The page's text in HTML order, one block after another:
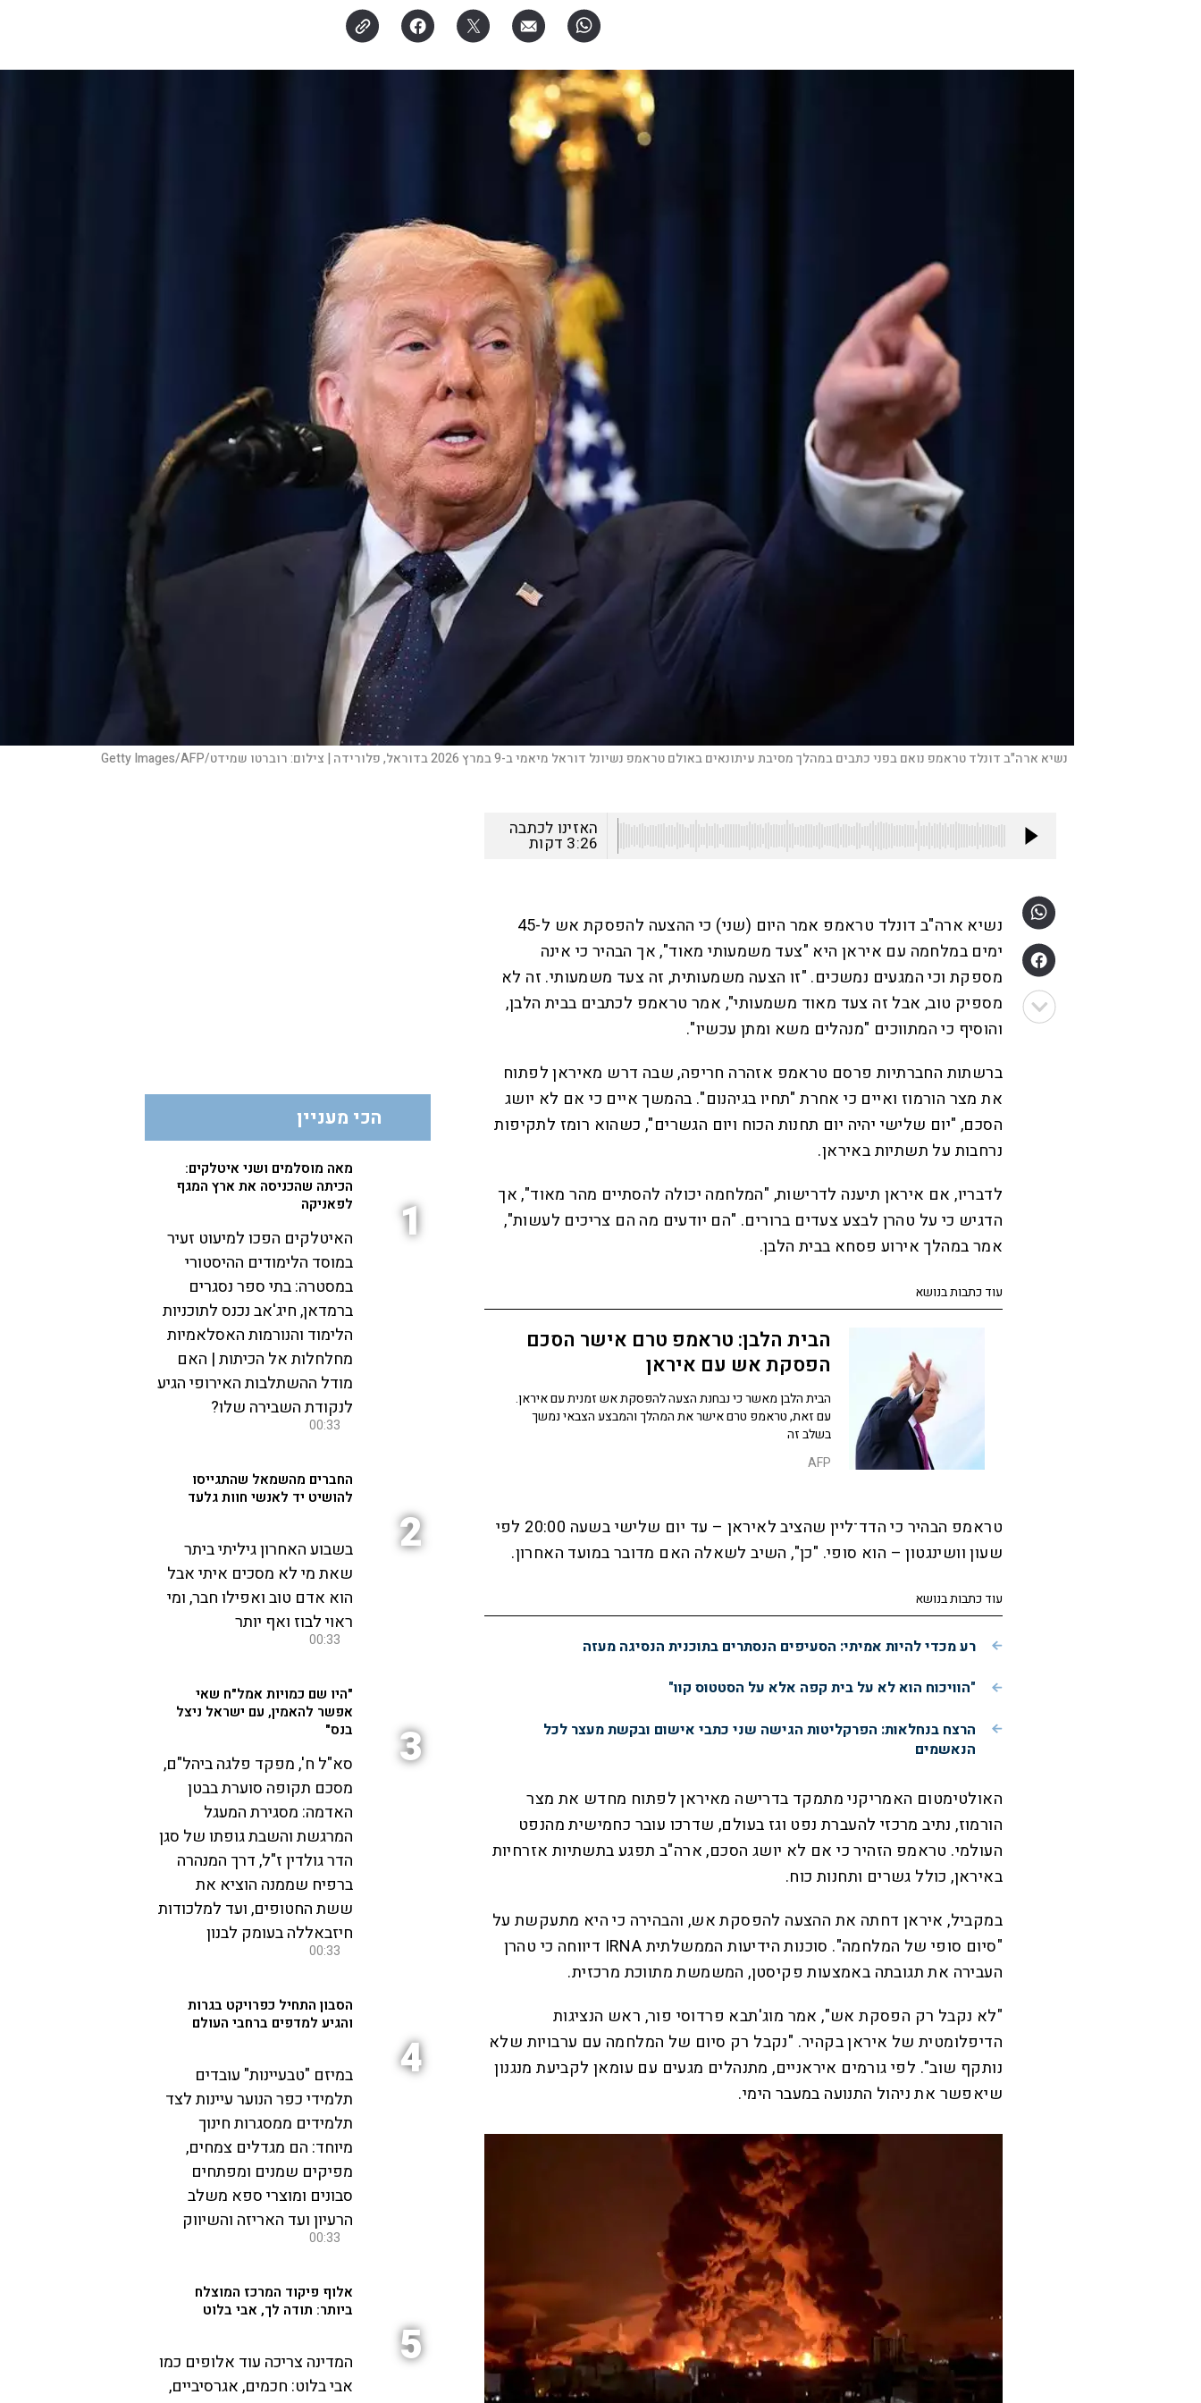
נשיא ארה"ב דונלד טראמפ נואם בפני כתבים במהלך מסיבת עיתונאים באולם טראמפ נשיונל דוראל מיאמי ב-9 במרץ 2026 בדוראל, פלורידה | צילום:רוברטו שמידט/Getty Images/AFP
האזינו לכתבה
3:26 דקות
נשיא ארה"ב דונלד טראמפ אמר היום (שני) כי ההצעה להפסקת אש ל-45
ימים במלחמה עם איראן היא "צעד משמעותי מאוד", אך הבהיר כי אינה
מספקת וכי המגעים נמשכים. "זו הצעה משמעותית, זה צעד משמעותי. זה לא
מספיק טוב, אבל זה צעד מאוד משמעותי", אמר טראמפ לכתבים בבית הלבן,
והוסיף כי המתווכים "מנהלים משא ומתן עכשיו".
ברשתות החברתיות פרסם טראמפ אזהרה חריפה, שבה דרש מאיראן לפתוח
את מצר הורמוז ואיים כי אחרת "תחיו בגיהנום". בהמשך איים כי אם לא יושג
הסכם, "יום שלישי יהיה יום תחנות הכוח ויום הגשרים", כשהוא רומז לתקיפות
נרחבות על תשתיות באיראן.
לדבריו, אם איראן תיענה לדרישות, "המלחמה יכולה להסתיים מהר מאוד", אך
הדגיש כי על טהרן לבצע צעדים ברורים. "הם יודעים מה הם צריכים לעשות",
אמר במהלך אירוע פסחא בבית הלבן.
עוד כתבות בנושא
הבית הלבן: טראמפ טרם אישר הסכם
הפסקת אש עם איראן
הבית הלבן מאשר כי נבחנת הצעה להפסקת אש זמנית עם איראן.
עם זאת, טראמפ טרם אישר את המהלך והמבצע הצבאי נמשך
בשלב זה
AFP
טראמפ הבהיר כי הדד־ליין שהציב לאיראן – עד יום שלישי בשעה 20:00 לפי
שעון וושינגטון – הוא סופי. "כן", השיב לשאלה האם מדובר במועד האחרון.
עוד כתבות בנושא
רע מכדי להיות אמיתי: הסעיפים הנסתרים בתוכנית הנסיגה מעזה
"הוויכוח הוא לא על בית קפה אלא על הסטטוס קוו"
הרצח בנחלאות: הפרקליטות הגישה שני כתבי אישום ובקשת מעצר לכל
הנאשמים
האולטימטום האמריקני מתמקד בדרישה מאיראן לפתוח מחדש את מצר
הורמוז, נתיב מרכזי להעברת נפט וגז בעולם, שדרכו עובר כחמישית מהנפט
העולמי. טראמפ הזהיר כי אם לא יושג הסכם, ארה"ב תפגע בתשתיות אזרחיות
באיראן, כולל גשרים ותחנות כוח.
במקביל, איראן דחתה את ההצעה להפסקת אש, והבהירה כי היא מתעקשת על
"סיום סופי של המלחמה". סוכנות הידיעות הממשלתית IRNA דיווחה כי טהרן
העבירה את תגובתה באמצעות פקיסטן, המשמשת מתווכת מרכזית.
"לא נקבל רק הפסקת אש", אמר מוג'תבא פרדוסי פור, ראש הנציגות
הדיפלומטית של איראן בקהיר. "נקבל רק סיום של המלחמה עם ערבויות שלא
נותקף שוב". לפי גורמים איראניים, מתנהלים מגעים עם עומאן לקביעת מנגנון
שיאפשר את ניהול התנועה במעבר הימי.
הכי מעניין
1
מאה מוסלמים ושני איטלקים:
הכיתה שהכניסה את ארץ המגף
לפאניקה
האיטלקים הפכו למיעוט זעיר
במוסד הלימודים ההיסטורי
במסטרה: בתי ספר נסגרים
ברמדאן, חיג'אב נכנס לתוכניות
הלימוד והנורמות האסלאמיות
מחלחלות אל הכיתות | האם
מודל ההשתלבות האירופי הגיע
לנקודת השבירה שלו?
00:33
2
החברים מהשמאל שהתגייסו
להושיט יד לאנשי חוות גלעד
בשבוע האחרון גיליתי ביתר
שאת מי לא מסכים איתי אבל
הוא אדם טוב ואפילו חבר, ומי
ראוי לבוז ואף יותר
00:33
3
"היו שם כמויות אמל"ח שאי
אפשר להאמין, עם ישראל ניצל
בנס"
סא"ל ח', מפקד פלגה ביהל"ם,
מסכם תקופה סוערת בבטן
האדמה: מסגירת המעגל
המרגשת והשבת גופתו של סגן
הדר גולדין ז"ל, דרך המנהרה
ברפיח שממנה הוציא את
ששת החטופים, ועד למלכודות
חיזבאללה בעומק לבנון
00:33
4
הסבון התחיל כפרויקט בגרות
והגיע למדפים ברחבי העולם
במיזם "טבעיינות" עובדים
תלמידי כפר הנוער עיינות לצד
תלמידים ממסגרות חינוך
מיוחד: הם מגדלים צמחים,
מפיקים שמנים ומפתחים
סבונים ומוצרי ספא משלב
הרעיון ועד האריזה והשיווק
00:33
5
אלוף פיקוד המרכז המוצלח
ביותר: תודה לך, אבי בלוט
המדינה צריכה עוד אלופים כמו
אבי בלוט: חכמים, אגרסיביים,